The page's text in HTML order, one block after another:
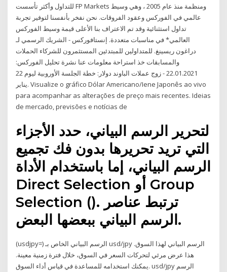
للتداول وأكثر تأسست FP Markets ومنظمة منذ عام 2005 ، وهي وسيط
عالمي في الفوركس وعقود الفروقات. نحن نفخر بأنفسنا لتوفير تجربة
تداول استثنائية وقد تم الاعتراف بنا الأعلى قيمة وسيط الفوركس
العالمي* في مناسبات متعددة. إنستافوركس - الشريك الرسمي لـ
دراغون ريسينغ. للمتداولين للمبتدئين المستثمرون للشركاء الحملات
والمسابقات خذ استراحة معلومات عنا نشرة تحليل الفوركس:
22.01.2021 - زوج عملات الباوند دولار: خطة الجلسة الأوروبية ليوم 22
يناير. Visualize o gráfico Dólar Americano/Iene Japonês ao vivo
para acompanhar as alterações de preço mais recentes. Ideias
de mercado, previsões e notícias de
لتحرير الرسم البياني، حدد الأجزاء
التي تريد تحريرها بدون فك تجميع
الرسم البياني، إما باستخدام الأداة
Direct Selection أو Group
Selection (). ترتبط عناصر
الرسم البياني ببعضها البعض.
(usdjpy=) الرسم البياني الخاص بـ usd/jpy الرسم البياني لهذا السوق.
هذا عرض مرئي لتحركات السعر في السوق، خلال فترة زمنية معينة.
يمكنك استخدامه للمساعدة في قياس أداء السوق. usd/jpy الرسم